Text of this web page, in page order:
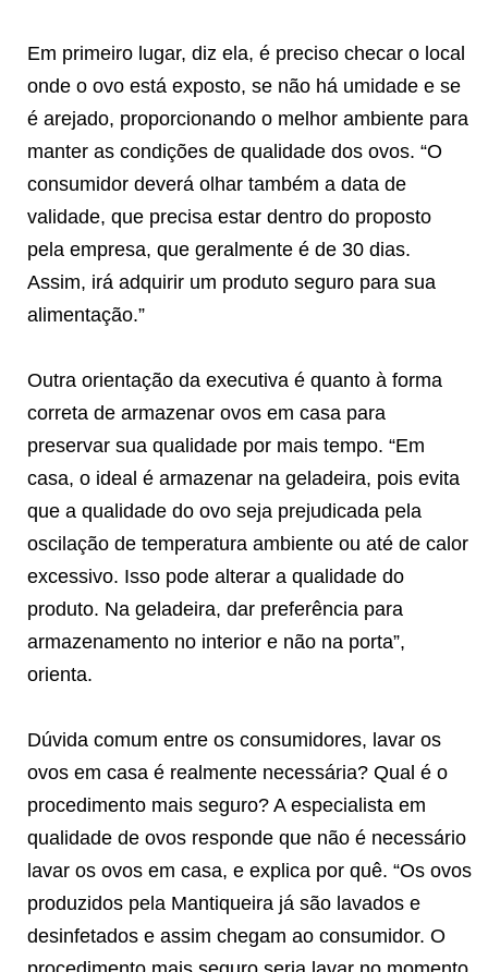
Em primeiro lugar, diz ela, é preciso checar o local
onde o ovo está exposto, se não há umidade e se
é arejado, proporcionando o melhor ambiente para
manter as condições de qualidade dos ovos. “O
consumidor deverá olhar também a data de
validade, que precisa estar dentro do proposto
pela empresa, que geralmente é de 30 dias.
Assim, irá adquirir um produto seguro para sua
alimentação.”
Outra orientação da executiva é quanto à forma
correta de armazenar ovos em casa para
preservar sua qualidade por mais tempo. “Em
casa, o ideal é armazenar na geladeira, pois evita
que a qualidade do ovo seja prejudicada pela
oscilação de temperatura ambiente ou até de calor
excessivo. Isso pode alterar a qualidade do
produto. Na geladeira, dar preferência para
armazenamento no interior e não na porta”,
orienta.
Dúvida comum entre os consumidores, lavar os
ovos em casa é realmente necessária? Qual é o
procedimento mais seguro? A especialista em
qualidade de ovos responde que não é necessário
lavar os ovos em casa, e explica por quê. “Os ovos
produzidos pela Mantiqueira já são lavados e
desinfetados e assim chegam ao consumidor. O